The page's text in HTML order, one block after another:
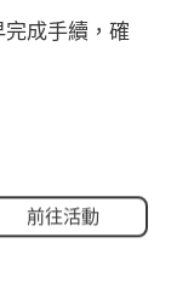
成手續，確
前往活動